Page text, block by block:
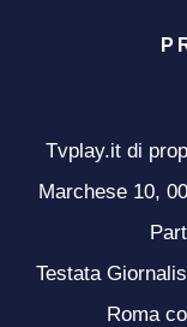
Tvplay.it di
Marchese 10,
Testata
Roma